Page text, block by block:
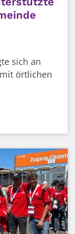
sich an
örtlichen